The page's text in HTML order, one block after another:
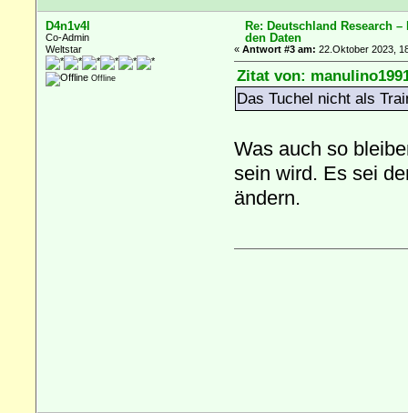
D4n1v4l
Co-Admin
Weltstar
Offline
Re: Deutschland Research –
den Daten
« Antwort #3 am: 22.Oktober 2023,
Zitat von:
Das Tuchel nicht als
Was auch so
sein wird. Es sei
ändern.